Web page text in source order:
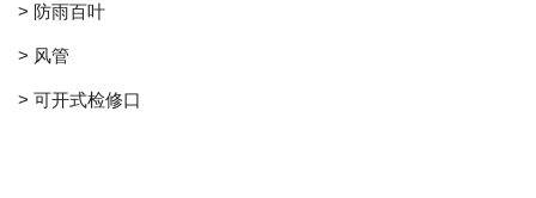
> 防雨百叶
> 风管
> 可开式检修口